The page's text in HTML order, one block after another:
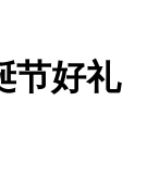
节好礼